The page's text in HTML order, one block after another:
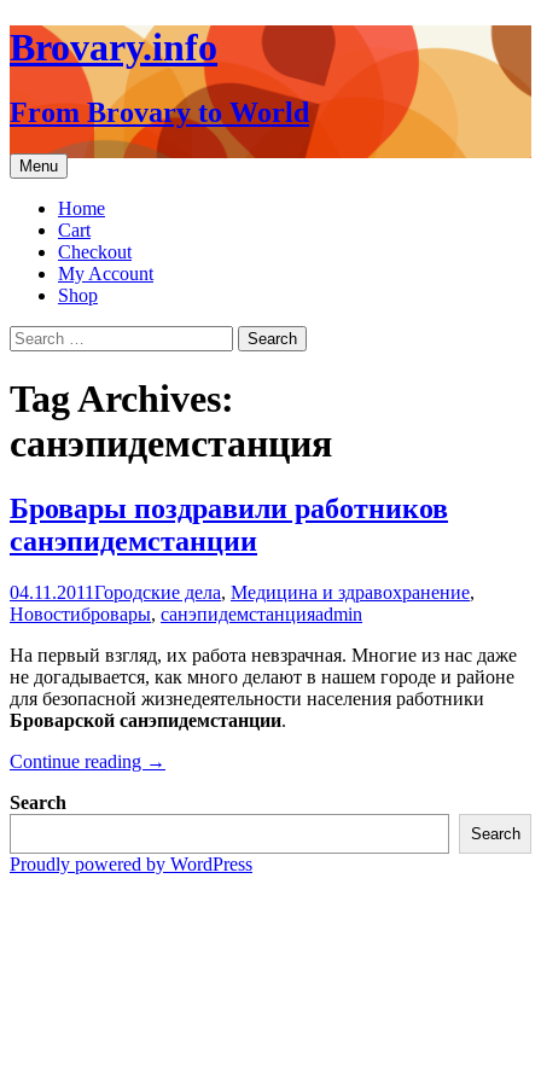
Brovary.info
From Brovary to World
Menu Skip
to
content
Home
Cart
Checkout
My Account
Shop
Search
for:
Tag Archives:
санэпидемстанция
Бровары поздравили работников
санэпидемстанции
04.11.2011Городские дела, Медицина и здравохранение,
Новостибровары, санэпидемстанцияadmin
На первый взгляд, их работа невзрачная. Многие из нас даже
не догадывается, как много делают в нашем городе и районе
для безопасной жизнедеятельности населения работники
Броварской санэпидемстанции.
Continue reading Бровары
→
Search
Search
Proudly powered by WordPress